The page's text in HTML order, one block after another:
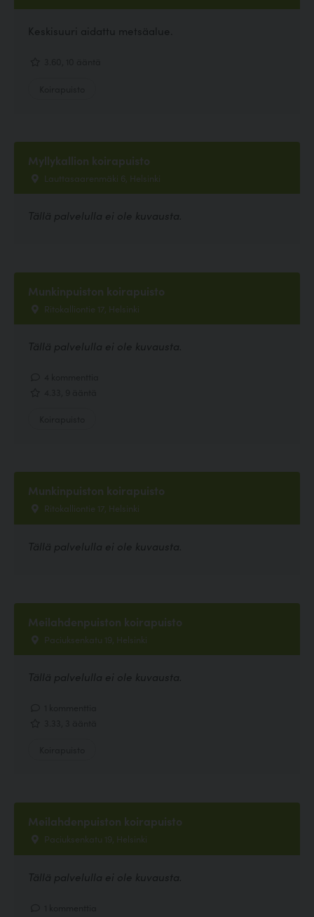
Keskisuuri aidattu metsäalue.
Myllykallion koirapuisto
Lauttasaarenmäki 6, Helsinki
Tällä palvelulla ei ole kuvausta.
Munkinpuiston koirapuisto
Ritokalliontie 17, Helsinki
Tällä palvelulla ei ole kuvausta.
Munkinpuiston koirapuisto
Ritokalliontie 17, Helsinki
Tällä palvelulla ei ole kuvausta.
Meilahdenpuiston koirapuisto
Paciuksenkatu 19, Helsinki
Tällä palvelulla ei ole kuvausta.
Meilahdenpuiston koirapuisto
Paciuksenkatu 19, Helsinki
Tällä palvelulla ei ole kuvausta.